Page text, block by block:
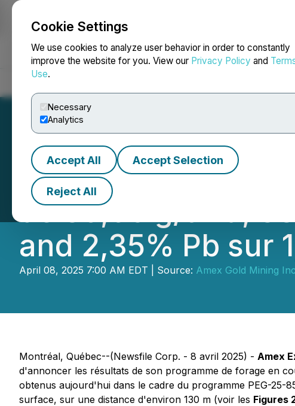
Cookie Settings
We use cookies to analyze user behavior in order to constantly
improve the website for you. View our Privacy Policy and
Use.
Necessary
Analytics
Accept All Accept Selection
Reject All
NEWSFILE
Amex élargie la
de 39,06 g/t Au,
and 2,35% Pb sur
April 08, 2025 7:00 AM EDT | Source: Amex Gold Mining
Montréal, Québec--(Newsfile Corp. - 8 avril 2025) - Amex
d'annoncer les résultats de son programme de forage en
obtenus aujourd'hui dans le cadre du programme PEG-25-
surface, sur une distance d'environ 130 m (voir les Figures